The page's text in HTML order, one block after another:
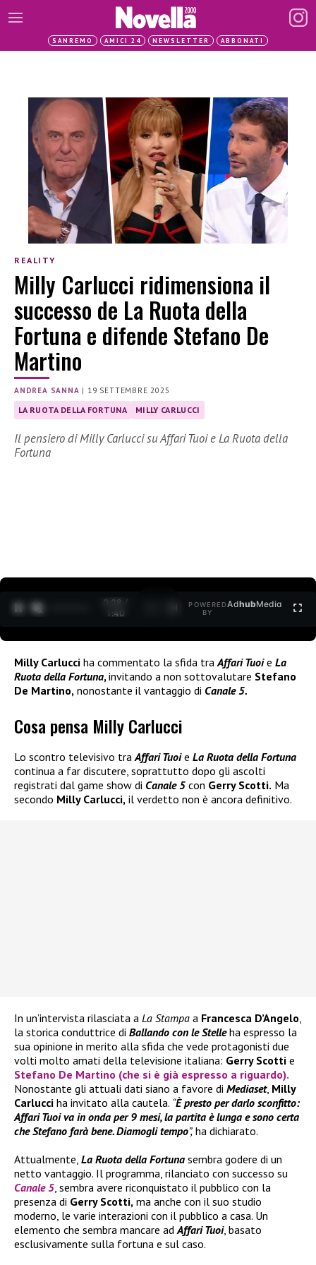
SANREMO AMICI 24 NEWSLETTER ABBONATI
REALITY
Milly Carlucci ridimensiona il
successo de La Ruota della
Fortuna e difende Stefano De
Martino
ANDREA SANNA | 19 SETTEMBRE 2025
LA RUOTA DELLA FORTUNA MILLY CARLUCCI
Il pensiero di Milly Carlucci su Affari Tuoi e La Ruota della
Fortuna
0:30 /
1:40
POWERED
BY
AdhubMedia
Milly Carlucci ha commentato la sfida tra Affari Tuoie La
Ruota della Fortuna, invitando a non sottovalutare Stefano
De Martino, nonostante il vantaggio di Canale 5.
Cosa pensa Milly Carlucci
Lo scontro televisivo traAffari Tuoie La Ruota della Fortuna
continua a far discutere, soprattutto dopo gli ascolti
registrati dal game show di Canale 5 con Gerry Scotti. Ma
secondo Milly Carlucci, il verdetto non è ancora definitivo.
In un’intervista rilasciata a La Stampa a Francesca D’Angelo,
la storica conduttrice di Ballando con le Stelleha espresso la
sua opinione in merito alla sfida che vede protagonisti due
volti molto amati della televisione italiana: Gerry Scotti e
Stefano De Martino (che si è già espresso a riguardo).
Nonostante gli attuali dati siano a favore di Mediaset, Milly
Carlucci ha invitato alla cautela. “È presto per darlo sconfitto:
Affari Tuoi va in onda per 9 mesi, la partita è lunga e sono certa
che Stefano farà bene. Diamogli tempo”, ha dichiarato.
Attualmente, La Ruota della Fortuna sembra godere di un
netto vantaggio. Il programma, rilanciato con successo su
Canale 5, sembra avere riconquistato il pubblico con la
presenza di Gerry Scotti, ma anche con il suo studio
moderno, le varie interazioni con il pubblico a casa. Un
elemento che sembra mancare adAffari Tuoi, basato
esclusivamente sulla fortuna e sul caso.